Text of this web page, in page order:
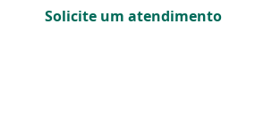
Solicite um atendimento